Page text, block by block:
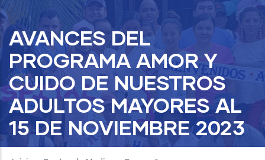
AVANCES DEL
PROGRAMA AMOR Y
CUIDO DE NUESTROS
ADULTOS MAYORES AL
15 DE NOVIEMBRE 2023